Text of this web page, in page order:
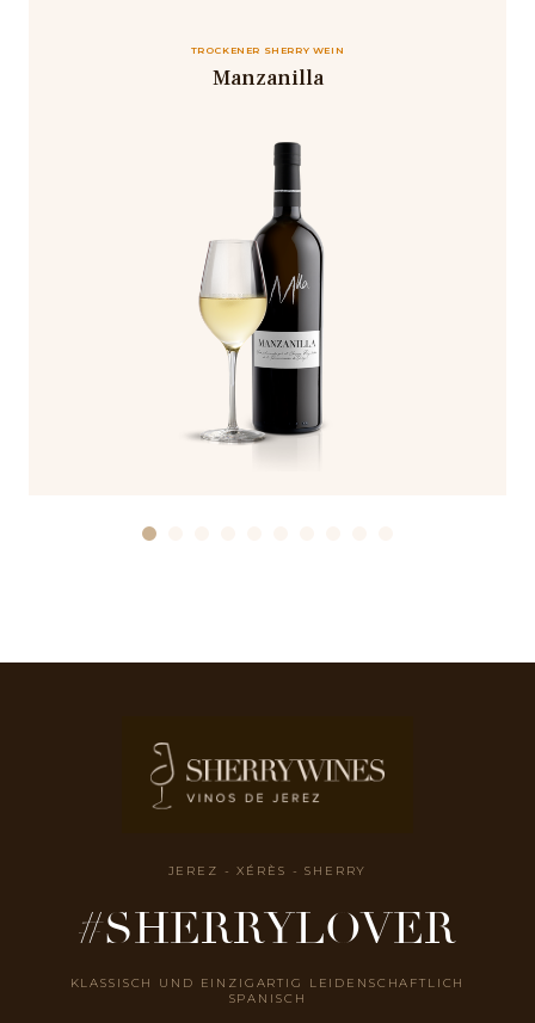
TROCKENER SHERRY WEIN
Manzanilla
JEREZ - XÉRÈS - SHERRY
#SHERRYLOVER
KLASSISCH UND EINZIGARTIG LEIDENSCHAFTLICH
SPANISCH